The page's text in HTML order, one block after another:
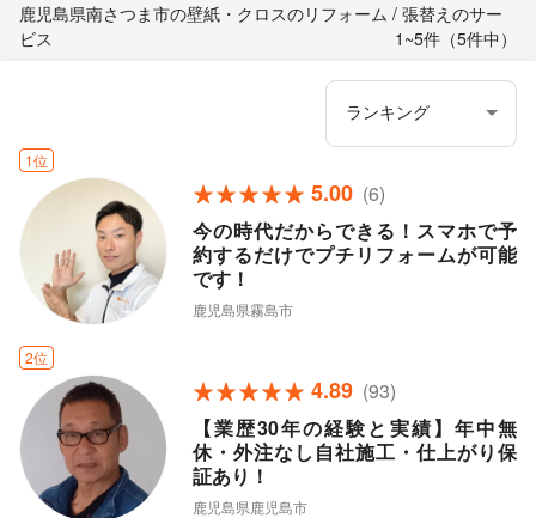
鹿児島県南さつま市の壁紙・クロスのリフォーム / 張替えのサー
ビス
1~5件（5件中）
1位
5.00 (6)
今の時代だからできる！スマホで予
約するだけでプチリフォームが可能
です！
鹿児島県霧島市
2位
4.89 (93)
【業歴30年の経験と実績】年中無
休・外注なし自社施工・仕上がり保
証あり！
鹿児島県鹿児島市